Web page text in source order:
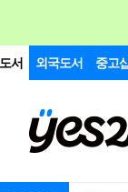
서 외국도서 중고